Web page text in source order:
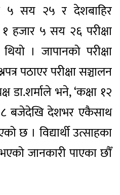
५ सय २५ र देशबाहिर
हजार ५ सय २६ परीक्षा
। जापानको परीक्षा
पठाएर परीक्षा सञ्चालन
डा.शर्माले भने, ‘कक्षा १२
८ बजेदेखि देशभर एकैसाथ
छ । विद्यार्थी उत्साहका
जानकारी पाएका छौँ